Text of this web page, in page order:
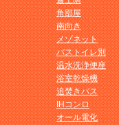
角部屋
南向き
メゾネット
バストイレ別
温水洗浄便座
浴室乾燥機
追焚きバス
IHコンロ
オール電化